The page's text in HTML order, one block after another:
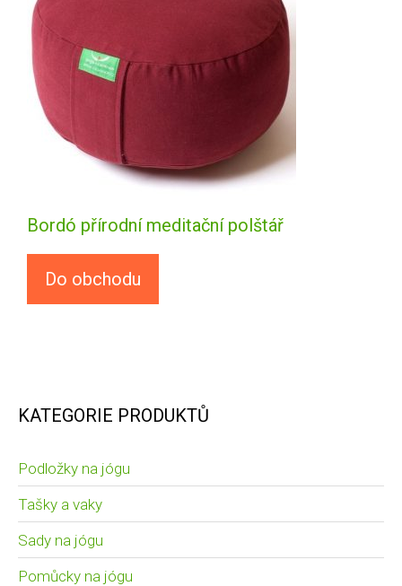
Bordó přírodní meditační polštář
Do obchodu
KATEGORIE PRODUKTŮ
Podložky na jógu
Tašky a vaky
Sady na jógu
Pomůcky na jógu